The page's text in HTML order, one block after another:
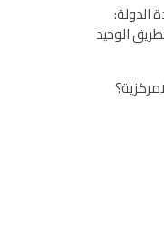
الدولة:
الوحيد